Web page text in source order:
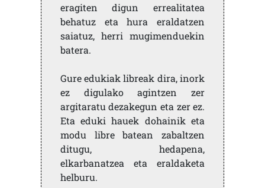
eragiten digun errealitatea
behatuz eta hura eraldatzen
saiatuz, herri mugimenduekin
batera.
Gure edukiak libreak dira, inork
ez digulako agintzen zer
argitaratu dezakegun eta zer ez.
Eta eduki hauek dohainik eta
modu libre batean zabaltzen
ditugu, hedapena,
elkarbanatzea eta eraldaketa
helburu.